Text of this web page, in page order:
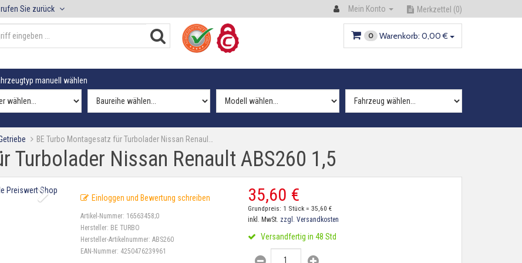
Sie zurück Mein Konto Merkzettel (0)
0 Warenkorb: 0,00 €
manuell wählen
BE Turbo Montagesatz für Turbolader Nissan Renaul…
Turbolader Nissan Renault ABS260 1,5
Einloggen und Bewertung schreiben
Artikel-Nummer: 16563458;0
Hersteller: BE TURBO
Hersteller-Artikelnummer:ABS260
EAN-Nummer: 4250476239961
35,60 €
Grundpreis: 1 Stück = 35,60 €
inkl. MwSt. zzgl. Versandkosten
Versandfertig in 48 Std